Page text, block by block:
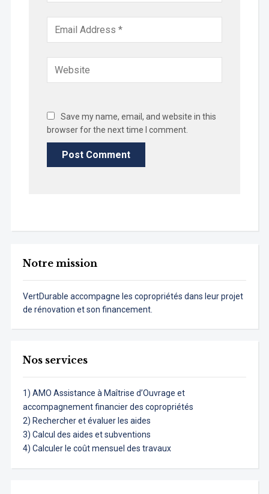
Notre mission
VertDurable accompagne les copropriétés dans leur projet
de rénovation et son financement.
Nos services
1) AMO Assistance à Maîtrise d’Ouvrage et
accompagnement financier des copropriétés
2) Rechercher et évaluer les aides
3) Calcul des aides et subventions
4) Calculer le coût mensuel des travaux
Save my name, email, and website in this
browser for the next time I comment.